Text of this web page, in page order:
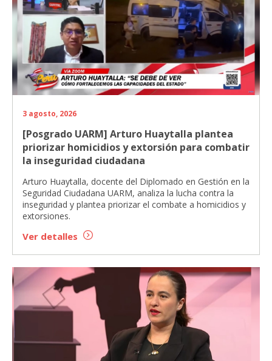
3 agosto, 2026
[Posgrado UARM] Arturo Huaytalla plantea
priorizar homicidios y extorsión para combatir
la inseguridad ciudadana
Arturo Huaytalla, docente del Diplomado en Gestión en la
Seguridad Ciudadana UARM, analiza la lucha contra la
inseguridad y plantea priorizar el combate a homicidios y
extorsiones.
Ver detalles